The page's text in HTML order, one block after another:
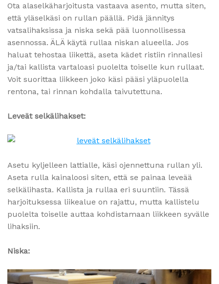
Ota alaselkäharjoitusta vastaava asento, mutta siten,
että yläselkäsi on rullan päällä. Pidä jännitys
vatsalihaksissa ja niska sekä pää luonnollisessa
asennossa. ÄLÄ käytä rullaa niskan alueella. Jos
haluat tehostaa liikettä, aseta kädet ristiin rinnallesi
ja/tai kallista vartaloasi puolelta toiselle kun rullaat.
Voit suorittaa liikkeen joko käsi pääsi yläpuolella
rentona, tai rinnan kohdalla taivutettuna.
Leveät selkälihakset:
Asetu kyljelleen lattialle, käsi ojennettuna rullan yli.
Aseta rulla kainaloosi siten, että se painaa leveää
selkälihasta. Kallista ja rullaa eri suuntiin. Tässä
harjoituksessa liikealue on rajattu, mutta kallistelu
puolelta toiselle auttaa kohdistamaan liikkeen syvälle
lihaksiin.
Niska: